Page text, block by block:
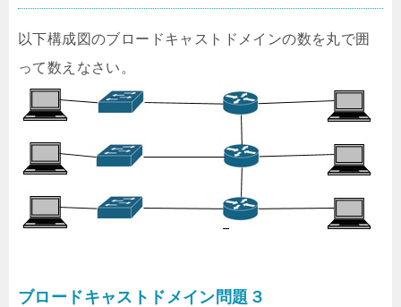
以下構成図のブロードキャストドメインの数を丸で囲
って数えなさい。
ブロードキャストドメイン問題３